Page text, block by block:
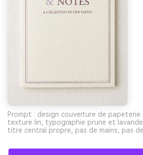
Prompt : design couverture de
texture lin, typographie prune et
titre central propre, pas de mains, pas